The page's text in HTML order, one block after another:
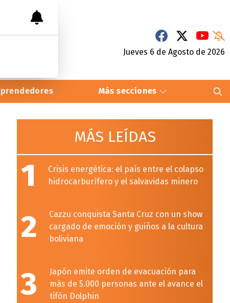
Jueves 6 de Agosto de 2026
Más secciones
MÁS LEÍDAS
1
Crisis energética: el país entre el colapso
hidrocarburífero y el salvavidas minero
2
Cazzu conquista Santa Cruz con un show
cargado de emoción y guiños a la cultura
boliviana
3
Japón emite orden de evacuación para
más de 5.000 personas ante el avance el
tifón Dolphin